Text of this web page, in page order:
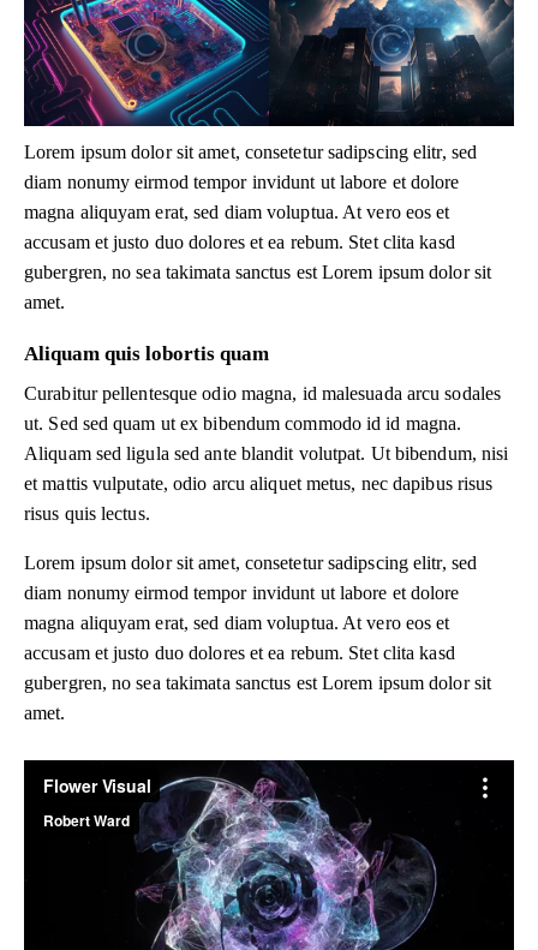
Lorem ipsum dolor sit amet, consetetur sadipscing elitr, sed
diam nonumy eirmod tempor invidunt ut labore et dolore
magna aliquyam erat, sed diam voluptua. At vero eos et
accusam et justo duo dolores et ea rebum. Stet clita kasd
gubergren, no sea takimata sanctus est Lorem ipsum dolor sit
amet.
Aliquam quis lobortis quam
Curabitur pellentesque odio magna, id malesuada arcu sodales
ut. Sed sed quam ut ex bibendum commodo id id magna.
Aliquam sed ligula sed ante blandit volutpat. Ut bibendum, nisi
et mattis vulputate, odio arcu aliquet metus, nec dapibus risus
risus quis lectus.
Lorem ipsum dolor sit amet, consetetur sadipscing elitr, sed
diam nonumy eirmod tempor invidunt ut labore et dolore
magna aliquyam erat, sed diam voluptua. At vero eos et
accusam et justo duo dolores et ea rebum. Stet clita kasd
gubergren, no sea takimata sanctus est Lorem ipsum dolor sit
amet.